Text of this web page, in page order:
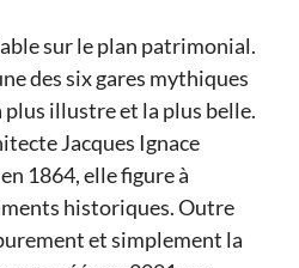
sur le plan patrimonial.
des six gares mythiques
plus illustre et la plus belle.
Jacques Ignace
1864, elle figure à
historiques. Outre
et simplement la